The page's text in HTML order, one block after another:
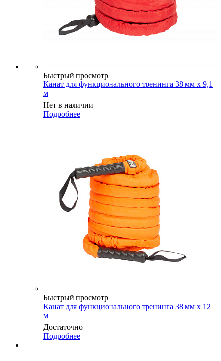
Быстрый просмотр
Канат для функционального тренинга 38 мм х 9,1
м
Нет в наличии
Подробнее
Быстрый просмотр
Канат для функционального тренинга 38 мм х 12
м
Достаточно
Подробнее